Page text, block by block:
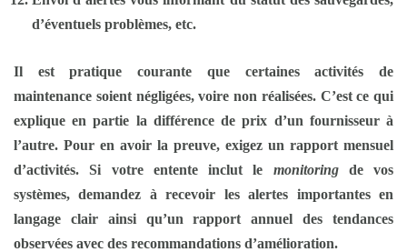
d’éventuels problèmes, etc.
Il est pratique courante que certaines activités de
maintenance soient négligées, voire non réalisées. C’est ce qui
explique en partie la différence de prix d’un fournisseur à
l’autre. Pour en avoir la preuve, exigez un rapport mensuel
d’activités. Si votre entente inclut le monitoring de vos
systèmes, demandez à recevoir les alertes importantes en
langage clair ainsi qu’un rapport annuel des tendances
observées avec des recommandations d’amélioration.